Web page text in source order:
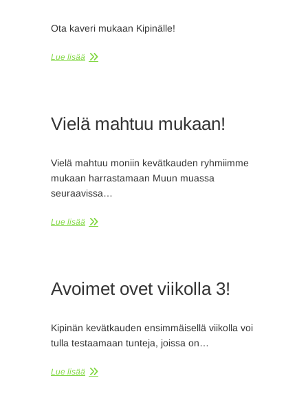
Ota kaveri mukaan Kipinälle!
Lue lisää
Vielä mahtuu mukaan!
Vielä mahtuu moniin kevätkauden ryhmiimme
mukaan harrastamaan Muun muassa
seuraavissa…
Lue lisää
Avoimet ovet viikolla 3!
Kipinän kevätkauden ensimmäisellä viikolla voi
tulla testaamaan tunteja, joissa on…
Lue lisää